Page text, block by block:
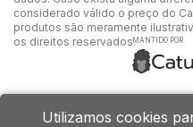
considerado válido o preço do
produtos são meramente
os direitos reservados.MANTIDO POR
Utilizamos cookies